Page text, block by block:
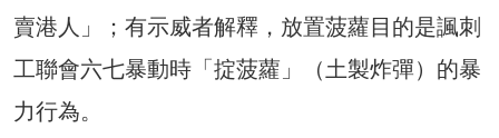
賣港人」；有示威者解釋，放置菠蘿目的是諷刺
工聯會六七暴動時「掟菠蘿」（土製炸彈）的暴
力行為。